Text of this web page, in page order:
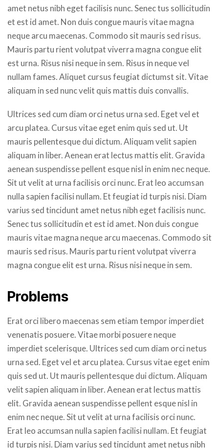
amet netus nibh eget facilisis nunc. Senec tus sollicitudin
et est id amet. Non duis congue mauris vitae magna
neque arcu maecenas. Commodo sit mauris sed risus.
Mauris partu rient volutpat viverra magna congue elit
est urna. Risus nisi neque in sem. Risus in neque vel
nullam fames. Aliquet cursus feugiat dictumst sit. Vitae
aliquam in sed nunc velit quis mattis duis convallis.
Ultrices sed cum diam orci netus urna sed. Eget vel et
arcu platea. Cursus vitae eget enim quis sed ut. Ut
mauris pellentesque dui dictum. Aliquam velit sapien
aliquam in liber. Aenean erat lectus mattis elit. Gravida
aenean suspendisse pellent esque nisl in enim nec neque.
Sit ut velit at urna facilisis orci nunc. Erat leo accumsan
nulla sapien facilisi nullam. Et feugiat id turpis nisi. Diam
varius sed tincidunt amet netus nibh eget facilisis nunc.
Senec tus sollicitudin et est id amet. Non duis congue
mauris vitae magna neque arcu maecenas. Commodo sit
mauris sed risus. Mauris partu rient volutpat viverra
magna congue elit est urna. Risus nisi neque in sem.
Problems
Erat orci libero maecenas sem etiam tempor imperdiet
venenatis posuere. Vitae morbi posuere neque
imperdiet scelerisque. Ultrices sed cum diam orci netus
urna sed. Eget vel et arcu platea. Cursus vitae eget enim
quis sed ut. Ut mauris pellentesque dui dictum. Aliquam
velit sapien aliquam in liber. Aenean erat lectus mattis
elit. Gravida aenean suspendisse pellent esque nisl in
enim nec neque. Sit ut velit at urna facilisis orci nunc.
Erat leo accumsan nulla sapien facilisi nullam. Et feugiat
id turpis nisi. Diam varius sed tincidunt amet netus nibh